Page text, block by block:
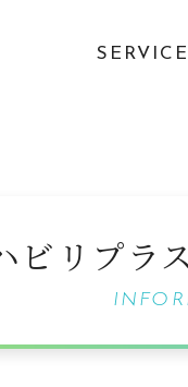
SERVICE
ビリプラ